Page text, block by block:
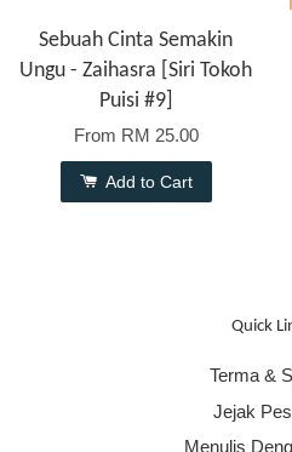
Sebuah Cinta Semakin
Ungu - Zaihasra [Siri Tokoh
Puisi #9]
From RM 25.00
Add to Cart
Quick
Terma &
Jejak
Menulis